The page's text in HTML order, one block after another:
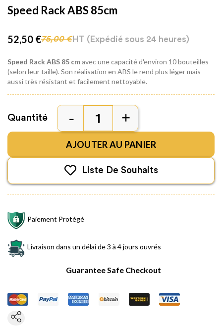
Speed Rack ABS 85cm
52,50 €75,00 €HT (Expédié sous 24 heures)
Speed Rack ABS 85 cmavec une capacité d'environ 10 bouteilles
(selon leur taille). Son réalisation en ABS le rend plus léger mais
aussi très résistant et facilement nettoyable.
Quantité
AJOUTER AU PANIER
Liste De Souhaits
Paiement Protégé
Livraison dans un délai de 3 à 4 jours ouvrés
Guarantee Safe Checkout